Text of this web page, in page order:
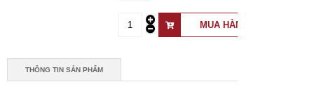
THÔNG TIN SẢN PHẨM